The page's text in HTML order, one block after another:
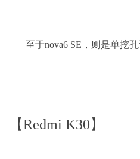
至于nova6 SE，则是单挖
【Redmi K30】